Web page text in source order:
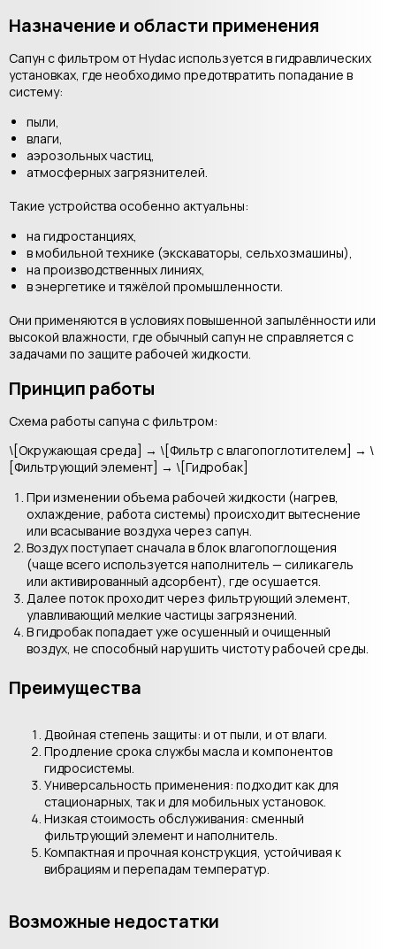
Назначение и области применения
Сапун с фильтром от Hydac используется в гидравлических
установках, где необходимо предотвратить попадание в
систему:
пыли,
влаги,
аэрозольных частиц,
атмосферных загрязнителей.
Такие устройства особенно актуальны:
на гидростанциях,
в мобильной технике (экскаваторы, сельхозмашины),
на производственных линиях,
в энергетике и тяжёлой промышленности.
Они применяются в условиях повышенной запылённости или
высокой влажности, где обычный сапун не справляется с
задачами по защите рабочей жидкости.
Принцип работы
Схема работы сапуна с фильтром:
\[Окружающая среда] → \[Фильтр с влагопоглотителем] → \
[Фильтрующий элемент] → \[Гидробак]
При изменении объема рабочей жидкости (нагрев,
охлаждение, работа системы) происходит вытеснение
или всасывание воздуха через сапун.
Воздух поступает сначала в блок влагопоглощения
(чаще всего используется наполнитель — силикагель
или активированный адсорбент), где осушается.
Далее поток проходит через фильтрующий элемент,
улавливающий мелкие частицы загрязнений.
В гидробак попадает уже осушенный и очищенный
воздух, не способный нарушить чистоту рабочей среды.
Преимущества
Двойная степень защиты: и от пыли, и от влаги.
Продление срока службы масла и компонентов
гидросистемы.
Универсальность применения: подходит как для
стационарных, так и для мобильных установок.
Низкая стоимость обслуживания: сменный
фильтрующий элемент и наполнитель.
Компактная и прочная конструкция, устойчивая к
вибрациям и перепадам температур.
Возможные недостатки